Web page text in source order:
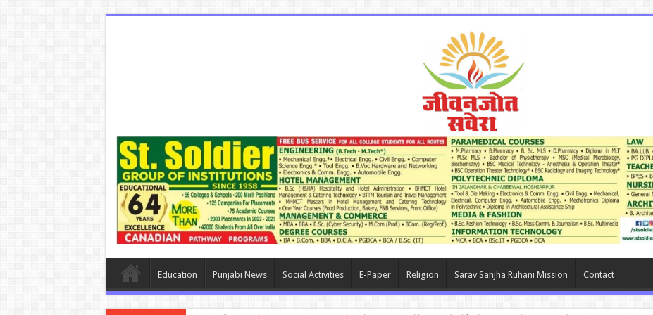
Education Punjabi News Social Activities E-Paper Religion Sarav Sanjha Ruhani Mission Contact